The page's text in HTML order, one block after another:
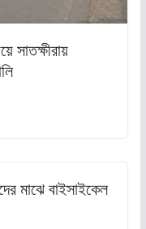
সাতক্ষীরায়
মাঝে বাইসাইকেল